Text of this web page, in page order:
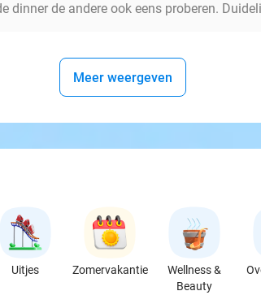
dinner de andere ook eens proberen.
Meer weergeven
Uitjes Zomervakantie
Wellness &
Beauty